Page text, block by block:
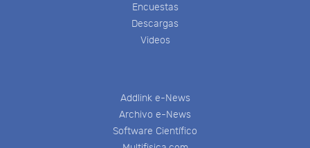
Encuestas
Descargas
Videos
Addlink e-News
Archivo e-News
Software Científico